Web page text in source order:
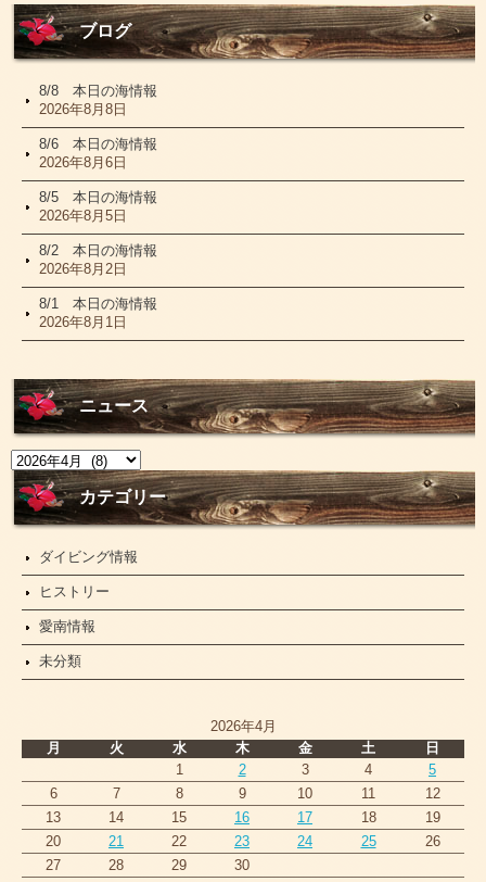
ブログ
8/8 本日の海情報
2026年8月8日
8/6 本日の海情報
2026年8月6日
8/5 本日の海情報
2026年8月5日
8/2 本日の海情報
2026年8月2日
8/1 本日の海情報
2026年8月1日
ニュース
ニ
ュ
ー
カテゴリー
ダイビング情報
ヒストリー
愛南情報
未分類
2026年4月
月
火 水 木 金 土
日
1
2 3 4
5
6
7 8 9 10 11
12
13
14 15 16 17 18
19
20
21 22 23 24 25
26
27
28 29 30